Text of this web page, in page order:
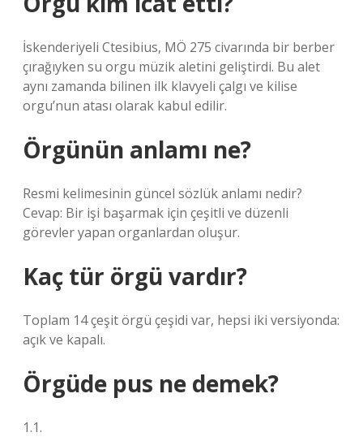
İskenderiyeli Ctesibius, MÖ 275 civarında bir berber
çırağıyken su orgu müzik aletini geliştirdi. Bu alet
aynı zamanda bilinen ilk klavyeli çalgı ve kilise
orgu’nun atası olarak kabul edilir.
Örgünün anlamı ne?
Resmi kelimesinin güncel sözlük anlamı nedir?
Cevap: Bir işi başarmak için çeşitli ve düzenli
görevler yapan organlardan oluşur.
Kaç tür örgü vardır?
Toplam 14 çeşit örgü çeşidi var, hepsi iki versiyonda:
açık ve kapalı.
Örgüde pus ne demek?
1.1.